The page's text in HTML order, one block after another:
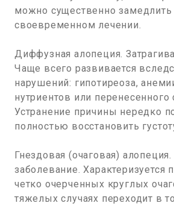
можно существенно замедлить
своевременном лечении.
Диффузная алопеция.
Чаще всего развивается
нарушений: гипотиреоза,
нутриентов или перенесенного
Устранение причины нередко
полностью восстановить
Гнездовая (очаговая)
заболевание. Характеризуется
четко очерченных круглых
тяжелых случаях переходит в